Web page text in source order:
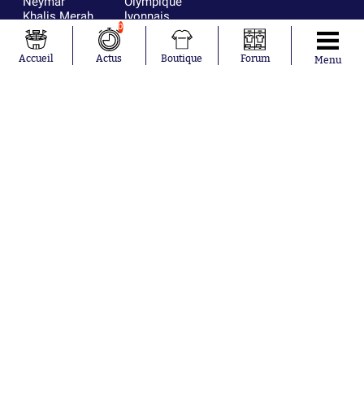
Khalis Merah
Loïs Openda
Moussa
Niakhaté
lyonnais
FIFA
Real Madrid
RC Strasbourg
Accueil
0
Actus Boutique Forum Menu